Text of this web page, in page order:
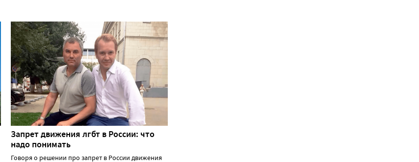
Запрет движения лгбт в России: что
надо понимать
Говоря о решении про запрет в России движения